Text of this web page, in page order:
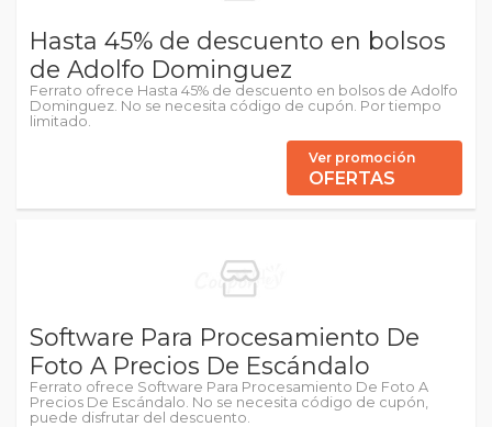
Hasta 45% de descuento en bolsos
de Adolfo Dominguez
Ferrato ofrece Hasta 45% de descuento en bolsos de Adolfo
Dominguez. No se necesita código de cupón. Por tiempo
limitado.
Ver promoción
OFERTAS
Software Para Procesamiento De
Foto A Precios De Escándalo
Ferrato ofrece Software Para Procesamiento De Foto A
Precios De Escándalo. No se necesita código de cupón,
puede disfrutar del descuento.